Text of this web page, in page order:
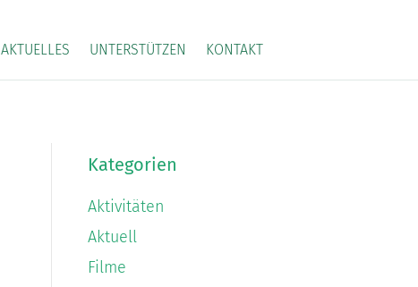
AKTUELLES UNTERSTÜTZEN KONTAKT
Kategorien
Aktivitäten
Aktuell
Filme